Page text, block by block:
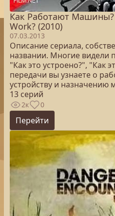
Как Работают
Work? (2010)
07.03.2013
Описание сериала,
названии. Многие
"Как это устроено?", "Как
передачи вы узнаете о
устройству и назначению
13 серий
2к 0
Перейти